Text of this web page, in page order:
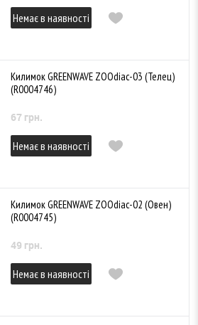
Немає в наявності
Килимок GREENWAVE ZOOdiac-03 (Телец)
(R0004746)
67 грн.
Немає в наявності
Килимок GREENWAVE ZOOdiac-02 (Овен)
(R0004745)
49 грн.
Немає в наявності